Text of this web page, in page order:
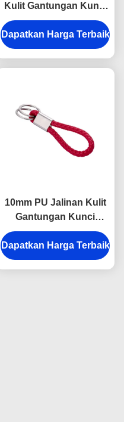
Kulit Gantungan Kunci
Pemegang Ketebalan
Bulat 6.5mm
Dapatkan Harga Terbaik
10mm PU Jalinan Kulit
Gantungan Kunci
Debossing Logo Mobil
Gantungan Kunci
Pemegang
Dapatkan Harga Terbaik